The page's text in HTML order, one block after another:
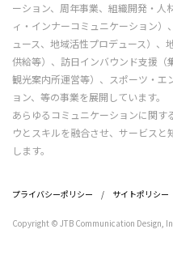
ーション、周年事業、組織開発・人
ィ・インナーコミュニケーション
ュース、地域活性プロデュース）、
供給等）、訪日インバウンド支援（
観光案内所運営等）、スポーツ・エ
ョン、等の事業を展開しています。
あらゆるコミュニケーションに関
ウとスキルを融合させ、サービス
します。
プライバシーポリシー / サイトポリシー
Copyright © JTB Communication Design,